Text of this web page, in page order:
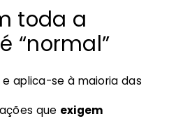
toda a
“normal”
aplica-se à maioria das
que exigem